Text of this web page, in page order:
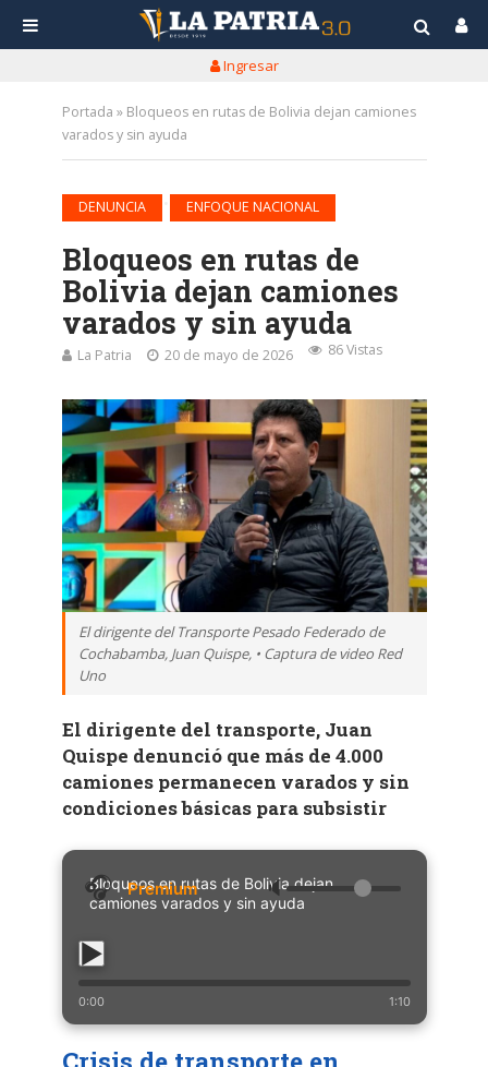
Ingresar
Portada » Bloqueos en rutas de Bolivia dejan camiones
varados y sin ayuda
DENUNCIA ENFOQUE NACIONAL
Bloqueos en rutas de
Bolivia dejan camiones
varados y sin ayuda
La Patria 20 de mayo de 2026 86 Vistas
El dirigente del Transporte Pesado Federado de
Cochabamba, Juan Quispe, • Captura de video Red
Uno
El dirigente del transporte, Juan
Quispe denunció que más de 4.000
camiones permanecen varados y sin
condiciones básicas para subsistir
Bloqueos en rutas de Bolivia dejan
camiones varados y sin ayuda
🔈
0:00 1:10